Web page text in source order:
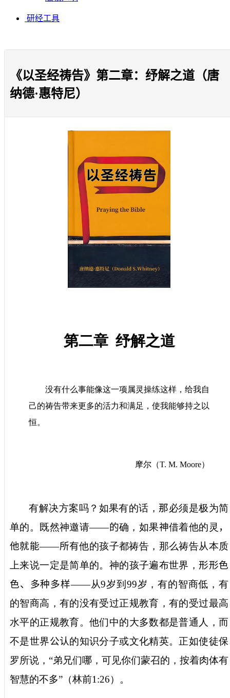
研经工具
《以圣经祷告》第二章：纾解之道（唐
纳德·惠特尼）
第二章 纾解之道
没有什么事能像这一项属灵操练这样，给我自
己的祷告带来更多的活力和满足，使我能够持之以
恒。
摩尔（T. M. Moore）
有解决方案吗？如果有的话， 那必须是极为简
单的。既然神邀请——的确，如果神借着他的灵 ，
他就能——所有他的孩子都祷告，那么祷告从本质
上来说一定是简单的。神的孩子遍布世界，形形色
色、多种多样——从9岁到 99岁，有的智商低，有
的智商高，有的没有受过正规教育，有的受过最高
水平的正规教育。他们中的大多数都是普通人，而
不是世界公认的知识分子或文化精英。正如使徒保
罗所说， “弟兄们哪，可见你们蒙召的，按着肉体有
智慧的不多” （林前1:26）。